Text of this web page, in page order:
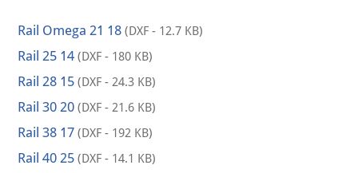
Rail Omega 21 18 (DXF - 12.7 KB)
Rail 25 14(DXF - 180 KB)
Rail 28 15 (DXF - 24.3 KB)
Rail 30 20 (DXF - 21.6 KB)
Rail 38 17 (DXF - 192 KB)
Rail 40 25(DXF - 14.1 KB)